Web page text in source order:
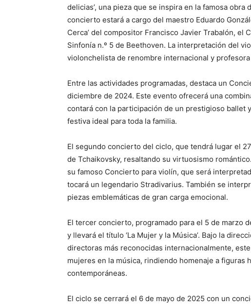
delicias’, una pieza que se inspira en la famosa
concierto estará a cargo del maestro Eduardo
Cerca’ del compositor Francisco Javier Trabalón, el
Sinfonía n.º 5 de Beethoven. La interpretación del
violonchelista de renombre internacional y
Entre las actividades programadas, destaca un
diciembre de 2024. Este evento ofrecerá una
contará con la participación de un prestigioso ballet
festiva ideal para toda la familia.
El segundo concierto del ciclo, que tendrá lugar el
de Tchaikovsky, resaltando su virtuosismo
su famoso Concierto para violín, que será
tocará un legendario Stradivarius. También se
piezas emblemáticas de gran carga emocional.
El tercer concierto, programado para el 5 de marzo
y llevará el título ‘La Mujer y la Música’. Bajo la
directoras más reconocidas internacionalmente,
mujeres en la música, rindiendo homenaje a figuras
contemporáneas.
El ciclo se cerrará el 6 de mayo de 2025 con un